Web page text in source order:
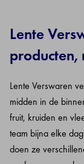
Lente
producten,
Lente Verswaren
midden in de
fruit, kruiden en
team bijna elke
doen ze